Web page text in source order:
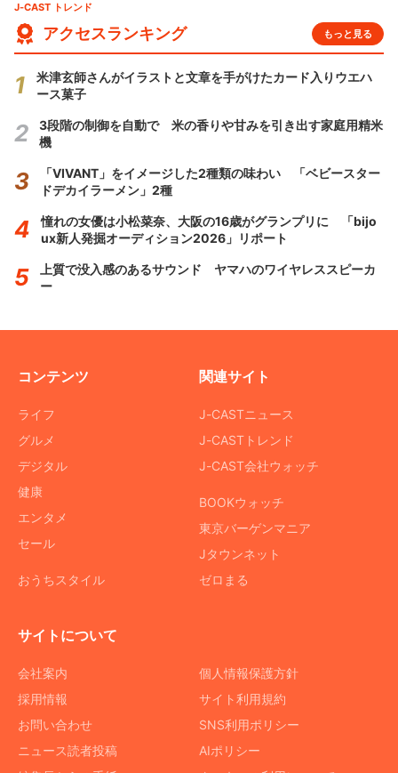
J-CAST トレンド
アクセスランキング もっと見る
米津玄師さんがイラストと文章を手がけたカード入りウエハ
ース菓子
3段階の制御を自動で 米の香りや甘みを引き出す家庭用精米
機
「VIVANT」をイメージした2種類の味わい 「ベビースター
ドデカイラーメン」2種
憧れの女優は小松菜奈、大阪の16歳がグランプリに 「bijo
ux新人発掘オーディション2026」リポート
上質で没入感のあるサウンド ヤマハのワイヤレススピーカ
ー
コンテンツ
ライフ
グルメ
デジタル
健康
エンタメ
セール
おうちスタイル
関連サイト
J-CASTニュース
J-CASTトレンド
J-CAST会社ウォッチ
BOOKウォッチ
東京バーゲンマニア
Jタウンネット
ゼロまる
サイトについて
会社案内
採用情報
お問い合わせ
ニュース読者投稿
個人情報保護方針
サイト利用規約
SNS利用ポリシー
AIポリシー